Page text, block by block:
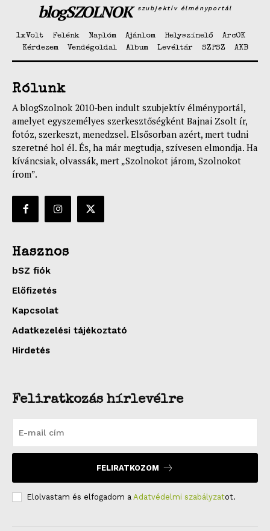
blogSZOLNOK szubjektív élményportál
1xVolt Felénk Naplóm Ajánlom Helyszínelő
ArcOK
Kérdezem
Vendégoldal Album Levéltár SZPSZ AKB
Rólunk
A blogSzolnok 2010-ben indult szubjektív élményportál,
amelyet egyszemélyes szerkesztőségként Bajnai Zsolt ír,
fotóz, szerkeszt, menedzsel. Elsősorban azért, mert tudni
szeretné hol él. És, ha már megtudja, szívesen elmondja. Ha
kíváncsiak, olvassák, mert „Szolnokot járom, Szolnokot
írom”.
Hasznos
bSZ fiók
Előfizetés
Kapcsolat
Adatkezelési tájékoztató
Hirdetés
Feliratkozás hírlevélre
FELIRATKOZOM
Elolvastam és elfogadom a Adatvédelmi szabályzatot.